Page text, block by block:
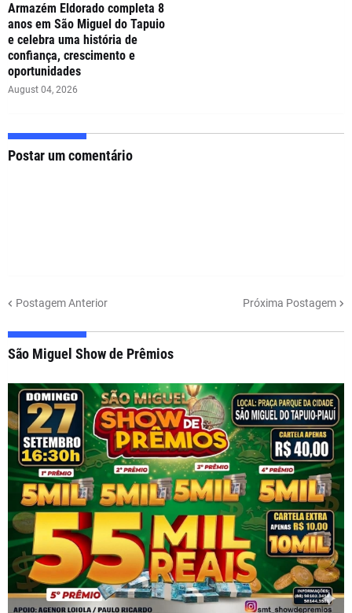
Armazém Eldorado completa 8
anos em São Miguel do Tapuio
e celebra uma história de
confiança, crescimento e
oportunidades
August 04, 2026
Postar um comentário
Postagem Anterior Próxima Postagem
São Miguel Show de Prêmios